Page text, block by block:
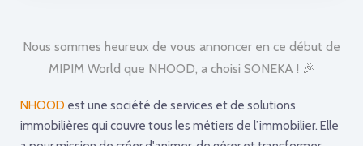
Nous sommes heureux de vous annoncer en ce début de
MIPIM World que NHOOD, a choisi SONEKA ! 🎉
NHOOD est une société de services et de solutions
immobilières qui couvre tous les métiers de l’immobilier. Elle